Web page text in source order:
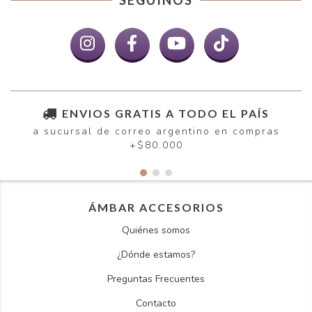
ENVIOS GRATIS A TODO EL PAÍS
a sucursal de correo argentino en compras
+$80.000
ÁMBAR ACCESORIOS
Quiénes somos
¿Dónde estamos?
Preguntas Frecuentes
Contacto